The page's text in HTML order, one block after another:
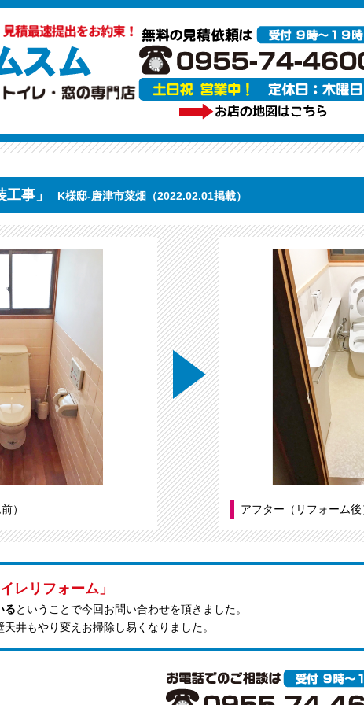
事」 K様邸-唐津市菜畑（2022.02.01掲載）
） アフター（リフォーム後
レリフォーム」
る ということで今回お問い合わせを頂きました。
天井もやり変えお掃除し易くなりました。